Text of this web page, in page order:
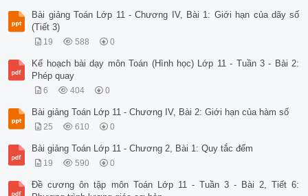
Bài giảng Toán Lớp 11 - Chương IV, Bài 1: Giới hạn của dãy số
(Tiết 3)
19 588 0
Kế hoạch bài dạy môn Toán (Hình học) Lớp 11 - Tuần 3 - Bài 2:
Phép quay
6 404 0
Bài giảng Toán Lớp 11 - Chương IV, Bài 2: Giới hạn của hàm số
25 610 0
Bài giảng Toán Lớp 11 - Chương 2, Bài 1: Quy tắc đếm
19 590 0
Đề cương ôn tập môn Toán Lớp 11 - Tuần 3 - Bài 2, Tiết 6: